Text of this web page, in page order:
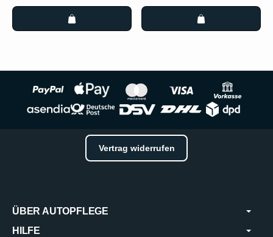
Vertrag widerrufen
ÜBER AUTOPFLEGE
HILFE